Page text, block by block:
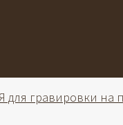
гравировки на